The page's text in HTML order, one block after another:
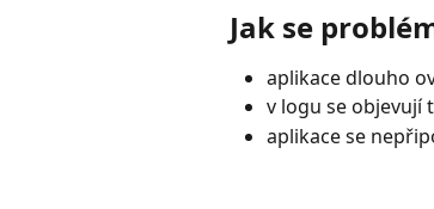
Jak se
aplikace dlouho
v logu se objevují
aplikace se